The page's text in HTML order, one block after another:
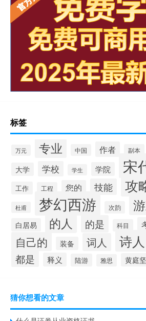
标签
万元 专业 中国 作者 副本
大学 学校 学生 学院 宋
工作 工程 您的 技能 攻
杜甫 梦幻西游 次韵
白居易 的人 的是 科目
自己的 装备 词人 诗人
都是 释义 陆游 雅思 黄庭坚
猜你想看的文章